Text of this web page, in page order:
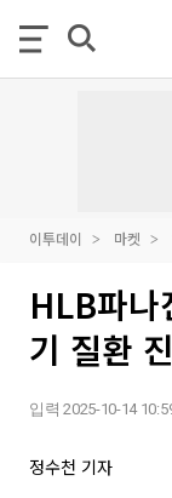
이투데이 마켓
HLB파나
기 질환
입력 2025-10-14
정수천 기자